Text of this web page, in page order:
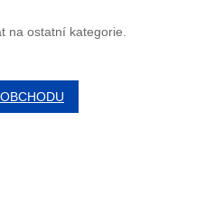
na ostatní kategorie.